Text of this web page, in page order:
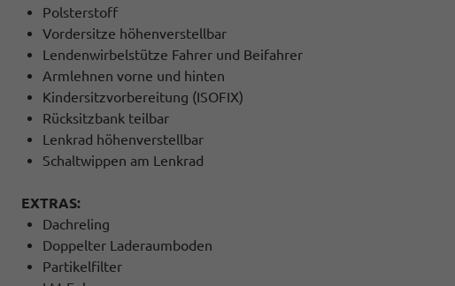
Polsterstoff
Vordersitze höhenverstellbar
Lendenwirbelstütze Fahrer und Beifahrer
Armlehnen vorne und hinten
Kindersitzvorbereitung (ISOFIX)
Rücksitzbank teilbar
Lenkrad höhenverstellbar
Schaltwippen am Lenkrad
EXTRAS:
Dachreling
Doppelter Laderaumboden
Partikelfilter